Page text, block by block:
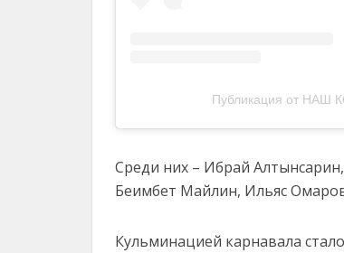
Публикация от НАШ
Среди них – Ибрай
Беимбет Майлин, Ильяс
Кульминацией карнавала